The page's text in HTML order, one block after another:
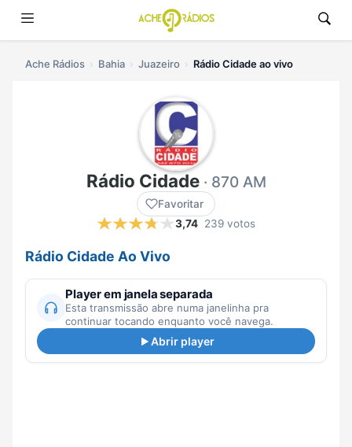
Ache Rádios Bahia Juazeiro Rádio Cidade ao vivo
Rádio Cidade· 870 AM
Favoritar
3,74 239 votos
Rádio Cidade Ao Vivo
Player em janela separada
Esta transmissão abre numa janelinha pra
continuar tocando enquanto você navega.
Abrir player